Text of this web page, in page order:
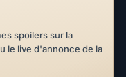
spoilers sur la
le live d'annonce de la